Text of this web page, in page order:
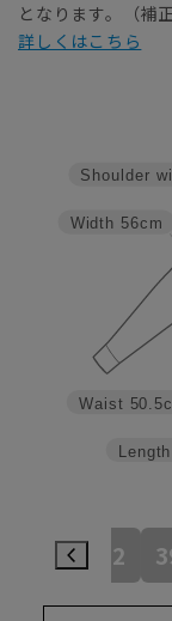
となります。（補
詳しくはこちら
Length
Waist
Width 56cm
Shoulder
3982